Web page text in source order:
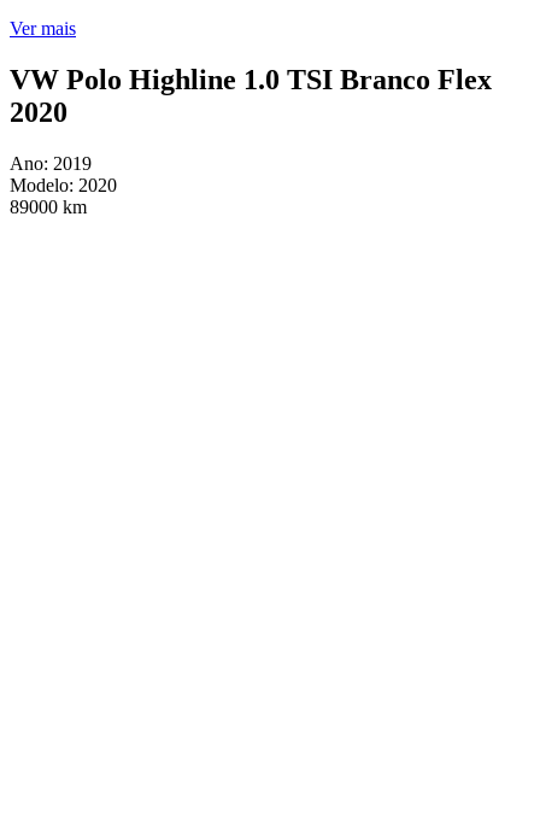
Ver mais
VW Polo Highline 1.0 TSI Branco Flex
2020
Ano: 2019
Modelo: 2020
89000 km